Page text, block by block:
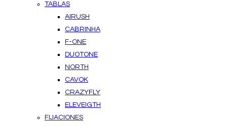
TABLAS
AIRUSH
CABRINHA
F-ONE
DUOTONE
NORTH
CAVOK
CRAZYFLY
ELEVEIGTH
FIJACIONES